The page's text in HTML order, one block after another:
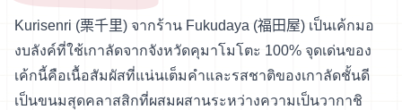
Kurisenri (栗千里) จากร้าน Fukudaya (福田屋) เป็นเค้กมอ
งบลังค์ที่ใช้เกาลัดจากจังหวัดคุมาโมโตะ 100% จุดเด่นของ
เค้กนี้คือเนื้อสัมผัสที่แน่นเต็มคำและรสชาติของเกาลัดชั้นดี
เป็นขนมสุดคลาสสิกที่ผสมผสานระหว่างความเป็นวากาชิ